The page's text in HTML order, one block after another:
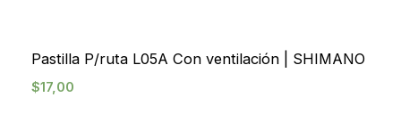
Pastilla P/ruta L05A Con ventilación | SHIMANO
$17,00